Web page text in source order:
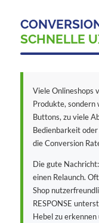
SCHNELLE
Viele Onlineshops
Produkte, sondern
Buttons, zu viele
Bedienbarkeit
die Conversion
Die gute
einen Relaunch.
Shop
RESPONSE
Hebel zu